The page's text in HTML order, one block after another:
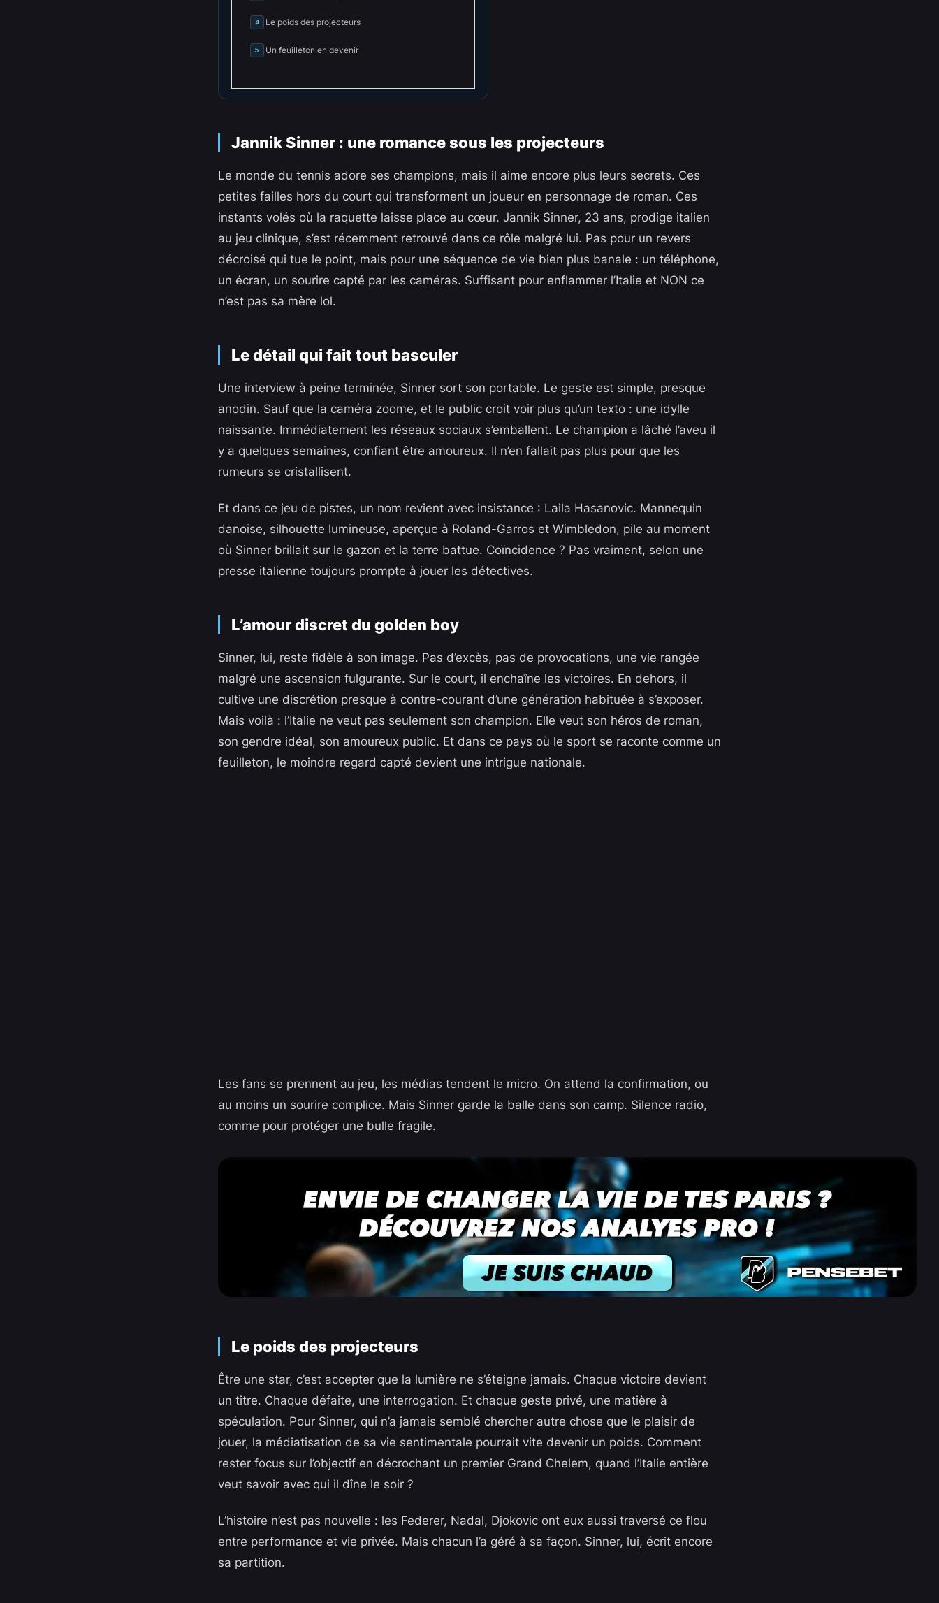
4 Le poids des projecteurs
5 Un feuilleton en devenir
Jannik Sinner : une romance sous les projecteurs
Le monde du tennis adore ses champions, mais il aime encore plus leurs secrets. Ces
petites failles hors du court qui transforment un joueur en personnage de roman. Ces
instants volés où la raquette laisse place au cœur. Jannik Sinner, 23 ans, prodige italien
au jeu clinique, s’est récemment retrouvé dans ce rôle malgré lui. Pas pour un revers
décroisé qui tue le point, mais pour une séquence de vie bien plus banale : un téléphone,
un écran, un sourire capté par les caméras. Suffisant pour enflammer l’Italie et NON ce
n’est pas sa mère lol.
Le détail qui fait tout basculer
Une interview à peine terminée, Sinner sort son portable. Le geste est simple, presque
anodin. Sauf que la caméra zoome, et le public croit voir plus qu’un texto : une idylle
naissante. Immédiatement les réseaux sociaux s’emballent. Le champion a lâché l’aveu il
y a quelques semaines, confiant être amoureux. Il n’en fallait pas plus pour que les
rumeurs se cristallisent.
Et dans ce jeu de pistes, un nom revient avec insistance : Laila Hasanovic. Mannequin
danoise, silhouette lumineuse, aperçue à Roland-Garros et Wimbledon, pile au moment
où Sinner brillait sur le gazon et la terre battue. Coïncidence ? Pas vraiment, selon une
presse italienne toujours prompte à jouer les détectives.
L’amour discret du golden boy
Sinner, lui, reste fidèle à son image. Pas d’excès, pas de provocations, une vie rangée
malgré une ascension fulgurante. Sur le court, il enchaîne les victoires. En dehors, il
cultive une discrétion presque à contre-courant d’une génération habituée à s’exposer.
Mais voilà : l’Italie ne veut pas seulement son champion. Elle veut son héros de roman,
son gendre idéal, son amoureux public. Et dans ce pays où le sport se raconte comme un
feuilleton, le moindre regard capté devient une intrigue nationale.
Les fans se prennent au jeu, les médias tendent le micro. On attend la confirmation, ou
au moins un sourire complice. Mais Sinner garde la balle dans son camp. Silence radio,
comme pour protéger une bulle fragile.
Le poids des projecteurs
Être une star, c’est accepter que la lumière ne s’éteigne jamais. Chaque victoire devient
un titre. Chaque défaite, une interrogation. Et chaque geste privé, une matière à
spéculation. Pour Sinner, qui n’a jamais semblé chercher autre chose que le plaisir de
jouer, la médiatisation de sa vie sentimentale pourrait vite devenir un poids. Comment
rester focus sur l’objectif en décrochant un premier Grand Chelem, quand l’Italie entière
veut savoir avec qui il dîne le soir ?
L’histoire n’est pas nouvelle : les Federer, Nadal, Djokovic ont eux aussi traversé ce flou
entre performance et vie privée. Mais chacun l’a géré à sa façon. Sinner, lui, écrit encore
sa partition.